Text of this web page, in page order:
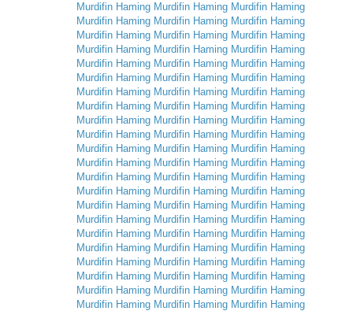
Murdifin Haming Murdifin Haming Murdifin Haming
Murdifin Haming Murdifin Haming Murdifin Haming
Murdifin Haming Murdifin Haming Murdifin Haming
Murdifin Haming Murdifin Haming Murdifin Haming
Murdifin Haming Murdifin Haming Murdifin Haming
Murdifin Haming Murdifin Haming Murdifin Haming
Murdifin Haming Murdifin Haming Murdifin Haming
Murdifin Haming Murdifin Haming Murdifin Haming
Murdifin Haming Murdifin Haming Murdifin Haming
Murdifin Haming Murdifin Haming Murdifin Haming
Murdifin Haming Murdifin Haming Murdifin Haming
Murdifin Haming Murdifin Haming Murdifin Haming
Murdifin Haming Murdifin Haming Murdifin Haming
Murdifin Haming Murdifin Haming Murdifin Haming
Murdifin Haming Murdifin Haming Murdifin Haming
Murdifin Haming Murdifin Haming Murdifin Haming
Murdifin Haming Murdifin Haming Murdifin Haming
Murdifin Haming Murdifin Haming Murdifin Haming
Murdifin Haming Murdifin Haming Murdifin Haming
Murdifin Haming Murdifin Haming Murdifin Haming
Murdifin Haming Murdifin Haming Murdifin Haming
Murdifin Haming Murdifin Haming Murdifin Haming